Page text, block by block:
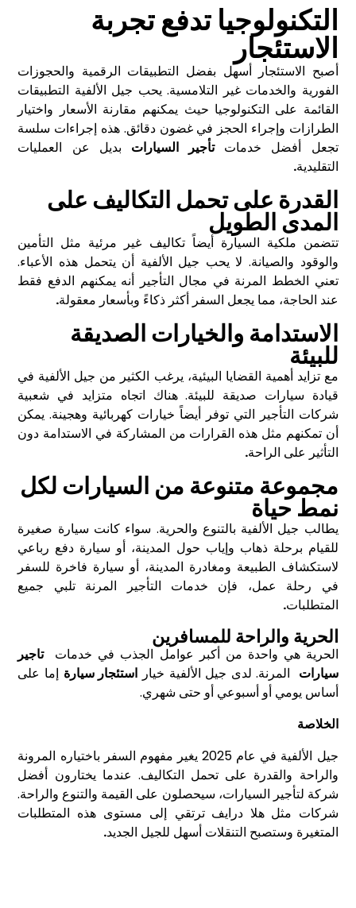
التكنولوجيا تدفع تجربة
الاستئجار
أصبح الاستئجار أسهل بفضل التطبيقات الرقمية والحجوزات
الفورية والخدمات غير التلامسية. يحب جيل الألفية التطبيقات
القائمة على التكنولوجيا حيث يمكنهم مقارنة الأسعار واختيار
الطرازات وإجراء الحجز في غضون دقائق. هذه إجراءات سلسة
تجعل أفضل خدماتتأجير السيارات بديل عن العمليات
التقليدية.
القدرة على تحمل التكاليف على
المدى الطويل
تتضمن ملكية السيارة أيضاً تكاليف غير مرئية مثل التأمين
والوقود والصيانة. لا يحب جيل الألفية أن يتحمل هذه الأعباء.
تعني الخطط المرنة في مجال التأجير أنه يمكنهم الدفع فقط
عند الحاجة، مما يجعل السفر أكثر ذكاءً وبأسعار معقولة.
الاستدامة والخيارات الصديقة
للبيئة
مع تزايد أهمية القضايا البيئية، يرغب الكثير من جيل الألفية في
قيادة سيارات صديقة للبيئة. هناك اتجاه متزايد في شعبية
شركات التأجير التي توفر أيضاً خيارات كهربائية وهجينة. يمكن
أن تمكنهم مثل هذه القرارات من المشاركة في الاستدامة دون
التأثير على الراحة.
مجموعة متنوعة من السيارات لكل
نمط حياة
يطالب جيل الألفية بالتنوع والحرية. سواء كانت سيارة صغيرة
للقيام برحلة ذهاب وإياب حول المدينة، أو سيارة دفع رباعي
لاستكشاف الطبيعة ومغادرة المدينة، أو سيارة فاخرة للسفر
في رحلة عمل، فإن خدمات التأجير المرنة تلبي جميع
المتطلبات.
الحرية والراحة للمسافرين
الحرية هي واحدة من أكبر عوامل الجذب في خدماتتاجير
سيارات المرنة. لدى جيل الألفية خيار استئجار سيارة إما على
أساس يومي أو أسبوعي أو حتى شهري.
الخلاصة
جيل الألفية في عام 2025 يغير مفهوم السفر باختياره المرونة
والراحة والقدرة على تحمل التكاليف. عندما يختارون أفضل
شركة لتأجير السيارات، سيحصلون على القيمة والتنوع والراحة.
شركات مثل هلا درايف ترتقي إلى مستوى هذه المتطلبات
المتغيرة وستصبح التنقلات أسهل للجيل الجديد.